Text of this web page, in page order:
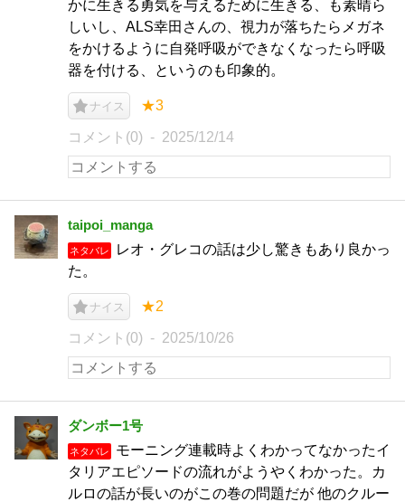
かに生きる勇気を与えるために生きる、も素晴ら
しいし、ALS幸田さんの、視力が落ちたらメガネ
をかけるように自発呼吸ができなくなったら呼吸
器を付ける、というのも印象的。
ナイス ★3
コメント(0) 2025/12/14
taipoi_manga
ネタバレ
レオ・グレコの話は少し驚きもあり良かっ
た。
ナイス ★2
コメント(0) 2025/10/26
ダンボー1号
ネタバレ
モーニング連載時よくわかってなかったイ
タリアエピソードの流れがようやくわかった。カ
ルロの話が長いのがこの巻の問題だが 他のクルー